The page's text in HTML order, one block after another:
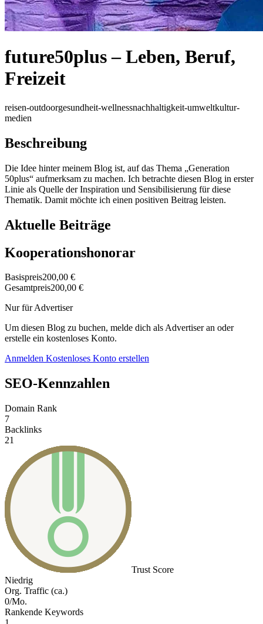
future50plus – Leben, Beruf,
Freizeit
reisen-outdoorgesundheit-wellnessnachhaltigkeit-umweltkultur-
medien
Beschreibung
Die Idee hinter meinem Blog ist, auf das Thema „Generation
50plus“ aufmerksam zu machen. Ich betrachte diesen Blog in erster
Linie als Quelle der Inspiration und Sensibilisierung für diese
Thematik. Damit möchte ich einen positiven Beitrag leisten.
Aktuelle Beiträge
Kooperationshonorar
Basispreis200,00 €
Gesamtpreis200,00 €
Nur für Advertiser
Um diesen Blog zu buchen, melde dich als Advertiser an oder
erstelle ein kostenloses Konto.
Anmelden Kostenloses Konto erstellen
SEO-Kennzahlen
Domain Rank
7
Backlinks
21
Trust Score
Niedrig
Org. Traffic (ca.)
0/Mo.
Rankende Keywords